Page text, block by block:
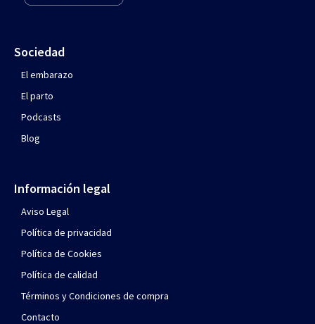
Sociedad
El embarazo
El parto
Podcasts
Blog
Información legal
Aviso Legal
Política de privacidad
Política de Cookies
Política de calidad
Términos y Condiciones de compra
Contacto